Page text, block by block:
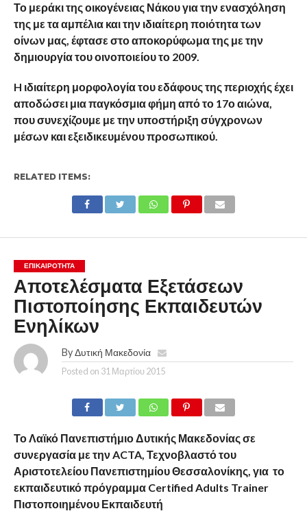
Το μεράκι της οικογένειας Νάκου για την ενασχόληση
της με τα αμπέλια και την ιδιαίτερη ποιότητα των
οίνων μας, έφτασε στο αποκορύφωμα της με την
δημιουργία του οινοποιείου το 2009.
H ιδιαίτερη μορφολογία του εδάφους της περιοχής έχει
αποδώσει μια παγκόσμια φήμη από το 17ο αιώνα,
που συνεχίζουμε με την υποστήριξη σύγχρονων
μέσων και εξειδικευμένου προσωπικού.
RELATED ITEMS:
ΕΠΙΚΑΙΡΟΤΗΤΑ
Αποτελέσματα Εξετάσεων
Πιστοποίησης Εκπαιδευτών
Ενηλίκων
By Δυτική Μακεδονία
Posted on 31 Μαρτίου 2015
Το Λαϊκό Πανεπιστήμιο Δυτικής Μακεδονίας σε
συνεργασία με την ACTA, Τεχνοβλαστό του
Αριστοτελείου Πανεπιστημίου Θεσσαλονίκης, για το
εκπαιδευτικό πρόγραμμα Certified Adults Trainer
Πιστοποιημένου Εκπαιδευτή